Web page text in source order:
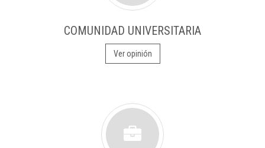
COMUNIDAD UNIVERSITARIA
Ver opinión